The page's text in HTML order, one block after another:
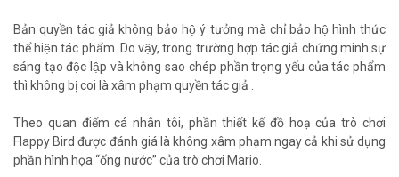
Bản quyền tác giả không bảo hộ ý tưởng mà chỉ bảo hộ hình thức
thể hiện tác phẩm. Do vậy, trong trường hợp tác giả chứng minh sự
sáng tạo độc lập và không sao chép phần trọng yếu của tác phẩm
thì không bị coi là xâm phạm quyền tác giả .
Theo quan điểm cá nhân tôi, phần thiết kế đồ hoạ của trò chơi
Flappy Bird được đánh giá là không xâm phạm ngay cả khi sử dụng
phần hình họa “ống nước” của trò chơi Mario.